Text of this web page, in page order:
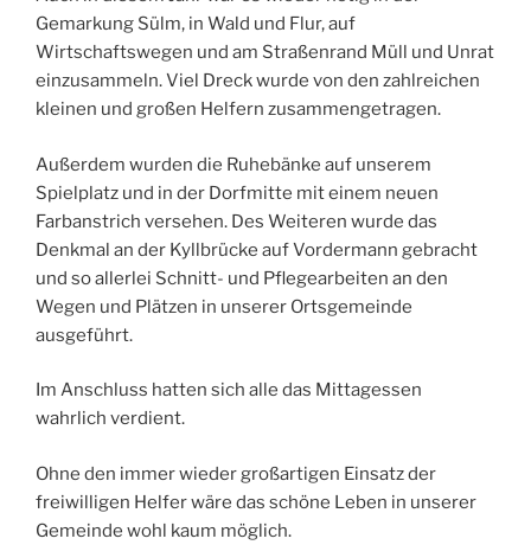
Gemarkung Sülm, in Wald und Flur, auf
Wirtschaftswegen und am Straßenrand Müll und Unrat
einzusammeln. Viel Dreck wurde von den zahlreichen
kleinen und großen Helfern zusammengetragen.
Außerdem wurden die Ruhebänke auf unserem
Spielplatz und in der Dorfmitte mit einem neuen
Farbanstrich versehen. Des Weiteren wurde das
Denkmal an der Kyllbrücke auf Vordermann gebracht
und so allerlei Schnitt- und Pflegearbeiten an den
Wegen und Plätzen in unserer Ortsgemeinde
ausgeführt.
Im Anschluss hatten sich alle das Mittagessen
wahrlich verdient.
Ohne den immer wieder großartigen Einsatz der
freiwilligen Helfer wäre das schöne Leben in unserer
Gemeinde wohl kaum möglich.